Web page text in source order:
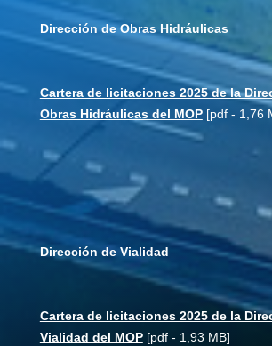
Dirección de Obras Hidráulicas
Cartera de licitaciones 2025 de la
Obras Hidráulicas del MOP[pdf - 1,76
Dirección de Vialidad
Cartera de licitaciones 2025 de la
Vialidad del MOP[pdf - 1,93 MB]